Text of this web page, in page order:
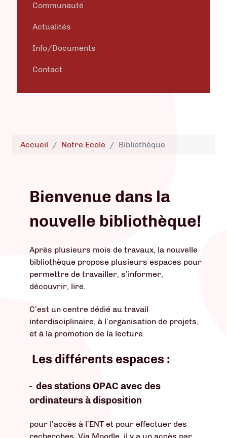
Communauté
Actualités
Info/Documents
Contact
Accueil Notre Ecole Bibliothèque
Bienvenue dans la
nouvelle bibliothèque!
Après plusieurs mois de travaux, la nouvelle
bibliothèque propose plusieurs espaces pour
permettre de travailler, s’informer,
découvrir, lire.
C’est un centre dédié au travail
interdisciplinaire, à l’organisation de projets,
et à la promotion de la lecture.
Les différents espaces :
- des stations OPAC avec des
ordinateurs à disposition
pour l’accès à l’ENT et pour effectuer des